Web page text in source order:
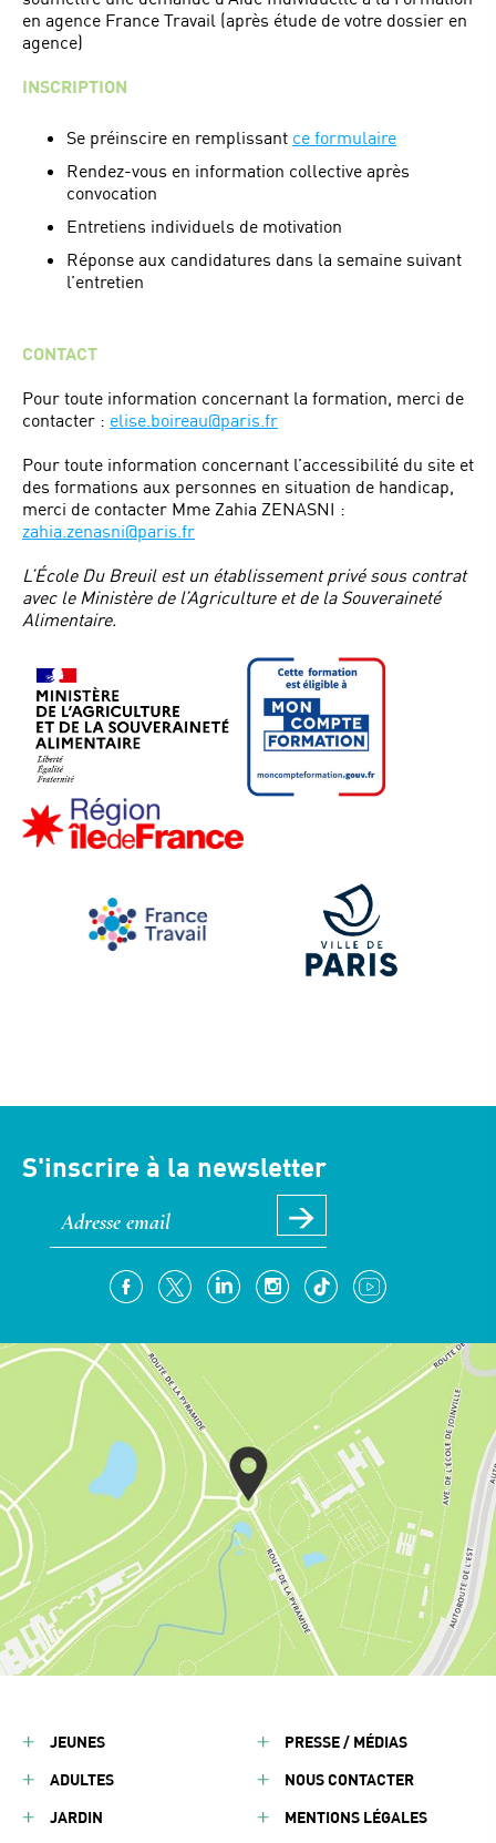
en agence France Travail (après étude de votre dossier en
agence)
INSCRIPTION
Se préinscire en remplissant ce formulaire
Rendez-vous en information collective après
convocation
Entretiens individuels de motivation
Réponse aux candidatures dans la semaine suivant
l’entretien
CONTACT
Pour toute information concernant la formation, merci de
contacter : elise.boireau@paris.fr
Pour toute information concernant l’accessibilité du site et
des formations aux personnes en situation de handicap,
merci de contacter Mme Zahia ZENASNI :
zahia.zenasni@paris.fr
L’École Du Breuil est un établissement privé sous contrat
avec le Ministère de l’Agriculture et de la Souveraineté
Alimentaire.
S'inscrire à la newsletter
JEUNES
ADULTES
JARDIN
PRESSE / MÉDIAS
NOUS CONTACTER
MENTIONS LÉGALES